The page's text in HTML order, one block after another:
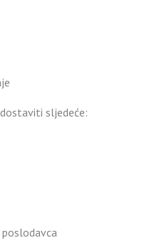
sljedeće: